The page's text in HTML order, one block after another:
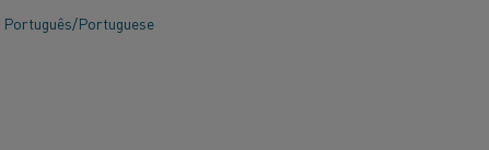
Português/Portuguese